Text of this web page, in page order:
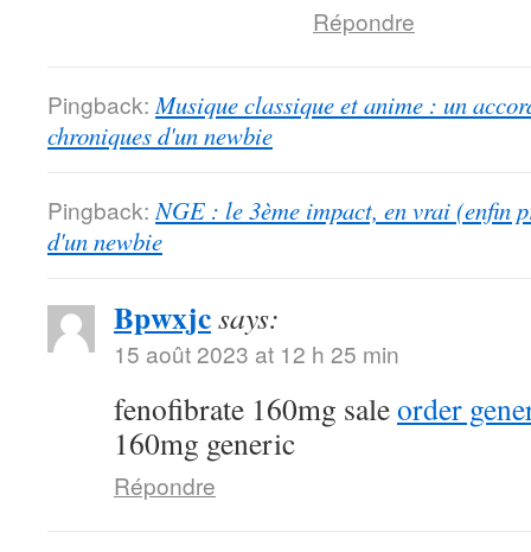
Répondre
Pingback: Musique classique et anime : un
chroniques d'un newbie
Pingback: NGE : le 3ème impact, en vrai (enfin
d'un newbie
Bpwxjcsays:
15 août 2023 at 12 h 25 min
fenofibrate 160mg saleorder
160mg generic
Répondre